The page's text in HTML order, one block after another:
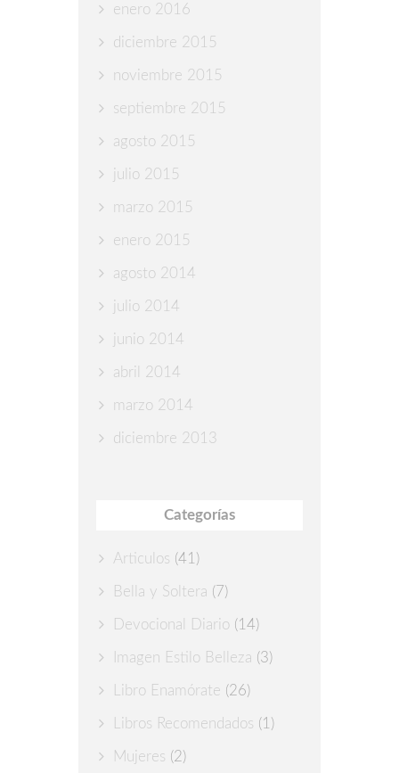
enero 2016
diciembre 2015
noviembre 2015
septiembre 2015
agosto 2015
julio 2015
marzo 2015
enero 2015
agosto 2014
julio 2014
junio 2014
abril 2014
marzo 2014
diciembre 2013
Categorías
Articulos (41)
Bella y Soltera (7)
Devocional Diario (14)
Imagen Estilo Belleza (3)
Libro Enamórate (26)
Libros Recomendados (1)
Mujeres (2)